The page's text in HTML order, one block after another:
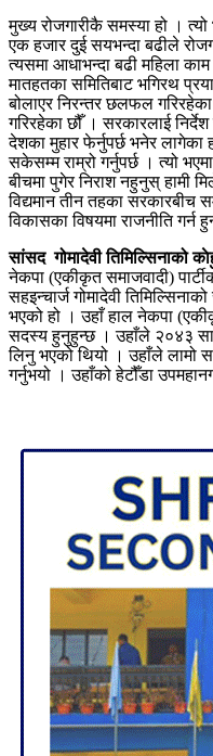
मुख्य रोजगारीकै समस्या हो ।
एक हजार दुई सयभन्दा बढीले
त्यसमा आधाभन्दा बढी महिला
मातहतका समितिबाट भगिरथ
बोलाएर निरन्तर छलफल
गरिरहेका छौँ । सरकारलाई
देशका मुहार फेर्नुपर्छ भनेर लागेका
सकेसम्म राम्रो गर्नुपर्छ । त्यो
बीचमा पुगेर निराश नहुनुस् हामी
विद्यमान तीन तहका सरकारबीच
विकासका विषयमा राजनीति गर्न
सांसद गोमादेवी तिमिल्सिनाको
नेकपा (एकीकृत समाजवादी)
सहइन्चार्ज गोमादेवी
भएको हो । उहाँ हाल नेकपा
सदस्य हुनुहुन्छ । उहाँले २०४३
लिनु भएको थियो । उहाँले लामो
गर्नुभयो । उहाँको हेटौँडा